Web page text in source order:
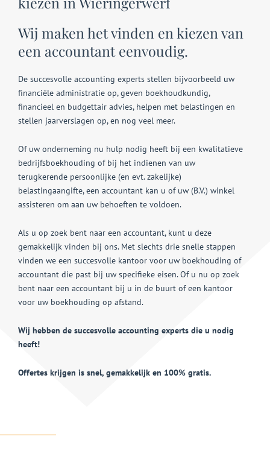
Wij maken het vinden en kiezen van
een accountant eenvoudig.
De succesvolle accounting experts stellen bijvoorbeeld uw
financiële administratie op, geven boekhoudkundig,
financieel en budgettair advies, helpen met belastingen en
stellen jaarverslagen op, en nog veel meer.
Of uw onderneming nu hulp nodig heeft bij een kwalitatieve
bedrijfsboekhouding of bij het indienen van uw
terugkerende persoonlijke (en evt. zakelijke)
belastingaangifte, een accountant kan u of uw (B.V.) winkel
assisteren om aan uw behoeften te voldoen.
Als u op zoek bent naar een accountant, kunt u deze
gemakkelijk vinden bij ons. Met slechts drie snelle stappen
vinden we een succesvolle kantoor voor uw boekhouding of
accountant die past bij uw specifieke eisen. Of u nu op zoek
bent naar een accountant bij u in de buurt of een kantoor
voor uw boekhouding op afstand.
Wij hebben de succesvolle accounting experts die u nodig
heeft!
Offertes krijgen is snel, gemakkelijk en 100% gratis.